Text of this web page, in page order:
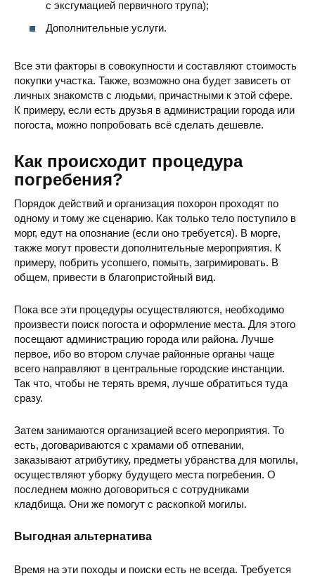
с эксгумацией первичного трупа);
Дополнительные услуги.
Все эти факторы в совокупности и составляют стоимость
покупки участка. Также, возможно она будет зависеть от
личных знакомств с людьми, причастными к этой сфере.
К примеру, если есть друзья в администрации города или
погоста, можно попробовать всё сделать дешевле.
Как происходит процедура
погребения?
Порядок действий и организация похорон проходят по
одному и тому же сценарию. Как только тело поступило в
морг, едут на опознание (если оно требуется). В морге,
также могут провести дополнительные мероприятия. К
примеру, побрить усопшего, помыть, загримировать. В
общем, привести в благопристойный вид.
Пока все эти процедуры осуществляются, необходимо
произвести поиск погоста и оформление места. Для этого
посещают администрацию города или района. Лучше
первое, ибо во втором случае районные органы чаще
всего направляют в центральные городские инстанции.
Так что, чтобы не терять время, лучше обратиться туда
сразу.
Затем занимаются организацией всего мероприятия. То
есть, договариваются с храмами об отпевании,
заказывают атрибутику, предметы убранства для могилы,
осуществляют уборку будущего места погребения. О
последнем можно договориться с сотрудниками
кладбища. Они же помогут с раскопкой могилы.
Выгодная альтернатива
Время на эти походы и поиски есть не всегда. Требуется